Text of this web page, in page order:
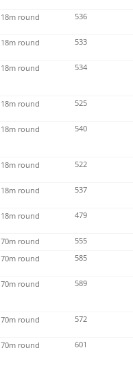
18m round 536
18m round 533
18m round 534
18m round 525
18m round 540
18m round 522
18m round 537
18m round 479
70m round
555
70m round 585
70m round 589
70m round 572
70m round 601